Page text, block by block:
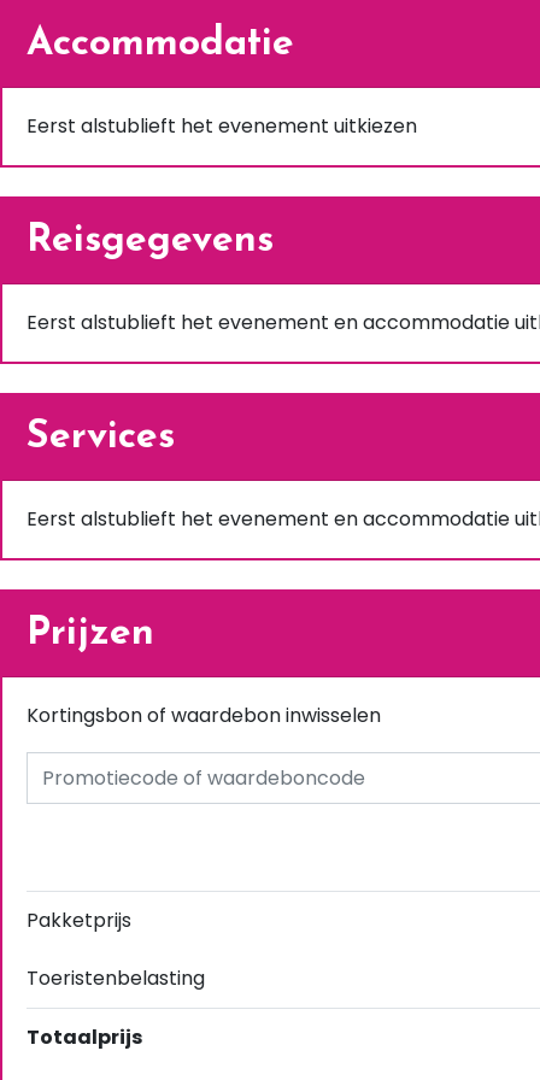
Accommodatie
Eerst alstublieft het evenement uitkiezen
Reisgegevens
Eerst alstublieft het evenement en accommodatie
Services
Eerst alstublieft het evenement en accommodatie
Prijzen
Kortingsbon of waardebon inwisselen
Pakketprijs
Toeristenbelasting
Totaalprijs